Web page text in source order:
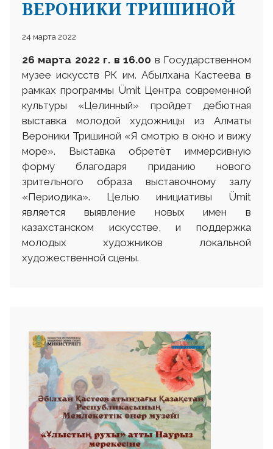
ВЕРОНИКИ ТРИШИНОЙ
24 марта 2022
26 марта 2022 г. в 16.00 в Государственном
музее искусств РК им. Абылхана Кастеева в
рамках программы Ümit Центра современной
культуры «Целинный» пройдет дебютная
выставка молодой художницы из Алматы
Вероники Тришиной «Я смотрю в окно и вижу
море». Выставка обретёт иммерсивную
форму благодаря приданию нового
зрительного образа выставочному залу
«Периодика». Целью инициативы Ümit
является выявление новых имен в
казахстанском искусстве, и поддержка
молодых художников локальной
художественной сцены.